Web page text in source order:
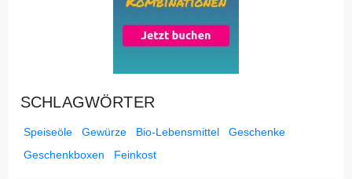
SCHLAGWÖRTER
Speiseöle Gewürze Bio-Lebensmittel
Geschenke
Geschenkboxen
Feinkost